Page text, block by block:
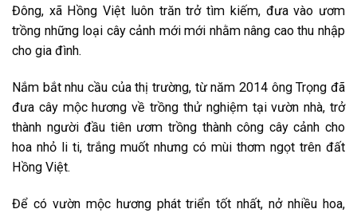
Đông, xã Hồng Việt luôn trăn trở tìm kiếm, đưa vào ươm
trồng những loại cây cảnh mới mới nhằm nâng cao thu nhập
cho gia đình.
Nắm bắt nhu cầu của thị trường, từ năm 2014 ông Trọng đã
đưa cây mộc hương về trồng thử nghiệm tại vườn nhà, trở
thành người đầu tiên ươm trồng thành công cây cảnh cho
hoa nhỏ li ti, trắng muốt nhưng có mùi thơm ngọt trên đất
Hồng Việt.
Để có vườn mộc hương phát triển tốt nhất, nở nhiều hoa,